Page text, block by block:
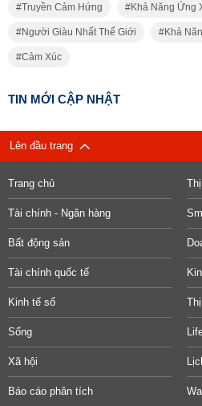
Truyền Cảm Hứng Khả Năng Ứng
Người Giàu Nhất Thế Giới Khả
Cảm Xúc
TIN MỚI CẬP NHẬT
Lên đầu trang
Trang chủ
Tài chính - Ngân hàng
Bất động sản
Tài chính quốc tế
Kinh tế số
Sống
Xã hội
Báo cáo phân tích